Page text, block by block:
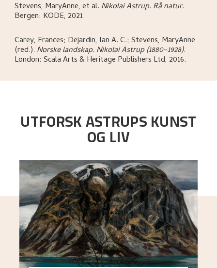
Stevens, MaryAnne, et al. Nikolai Astrup. Rå natur.
Bergen: KODE, 2021.
Carey, Frances; Dejardin, Ian A. C.; Stevens, MaryAnne
(red.). Norske landskap. Nikolai Astrup (1880–1928).
London: Scala Arts & Heritage Publishers Ltd, 2016.
UTFORSK ASTRUPS KUNST
OG LIV